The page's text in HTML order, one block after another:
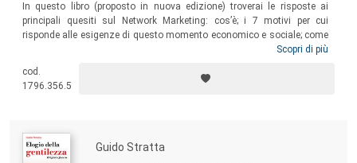
In questo libro (proposto in nuova edizione) troverai le risposte ai
principali quesiti sul Network Marketing: cos’è; i 7 motivi per cui
risponde alle esigenze di questo momento economico e sociale; come
scegliere il Network giusto. L’autore, maggior esperto italiano di
futuro, presentandoti le storie di professionisti che da decenni hanno
anticipato un trend e sono la testimonianza che il Network non è una
Scopri di più
cod.
1796.356.5
Guido Stratta